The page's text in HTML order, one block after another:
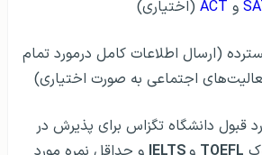
و ACT (اختیاری)
(ارسال اطلاعات کامل درمورد تمام
اجتماعی به صورت اختیاری)
قبول دانشگاه تگزاس برای پذیرش در